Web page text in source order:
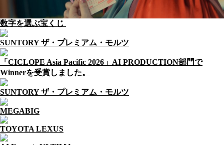
数字を選ぶ宝くじ
SUNTORY ザ・プレミアム・モルツ
「CICLOPE Asia Pacific 2026」AI PRODUCTION部門で
Winnerを受賞しました。
SUNTORY ザ・プレミアム・モルツ
MEGABIG
TOYOTA LEXUS